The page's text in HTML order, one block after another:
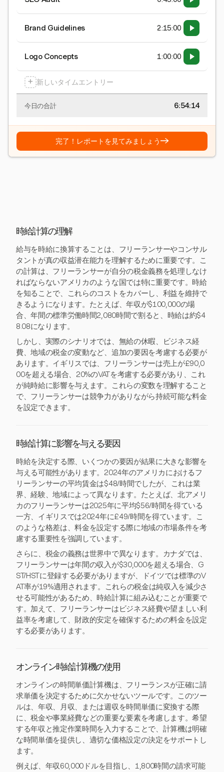
Brand Guidelines 2:15:00
Logo Concepts 1:00:00
+ 新しいタイムエントリー
今日の合計 6:54:15
完了！レポートを見てみましょう→
時給計算の理解
給与を時給に換算することは、フリーランサーやコンサル
タントが真の収益潜在能力を理解するために重要です。こ
の計算は、フリーランサーが自分の税金義務を処理しなけ
ればならないアメリカのような国では特に重要です。時給
を知ることで、これらのコストをカバーし、利益を維持で
きるようになります。たとえば、年収が$100,000の場
合、年間の標準労働時間2,080時間で割ると、時給は約$4
8.08になります。
しかし、実際のシナリオでは、無給の休暇、ビジネス経
費、地域の税金の変動など、追加の要因を考慮する必要が
あります。イギリスでは、フリーランサーは売上が£90,0
00を超える場合、20%のVATを考慮する必要があり、これ
が純時給に影響を与えます。これらの変数を理解すること
で、フリーランサーは競争力がありながら持続可能な料金
を設定できます。
時給計算に影響を与える要因
時給を決定する際、いくつかの要因が結果に大きな影響を
与える可能性があります。2024年のアメリカにおけるフ
リーランサーの平均賃金は$48/時間でしたが、これは業
界、経験、地域によって異なります。たとえば、北アメリ
カのフリーランサーは2025年に平均$56/時間を得ている
一方、イギリスでは2024年に£49/時間を得ています。こ
のような格差は、料金を設定する際に地域の市場条件を考
慮する重要性を強調しています。
さらに、税金の義務は世界中で異なります。カナダでは、
フリーランサーは年間の収入が$30,000を超える場合、G
ST/HSTに登録する必要がありますが、ドイツでは標準のV
AT率が19%適用されます。これらの税金は純収入を減少さ
せる可能性があるため、時給計算に組み込むことが重要で
す。加えて、フリーランサーはビジネス経費や望ましい利
益率を考慮して、財政的安定を確保するための料金を設定
する必要があります。
オンライン時給計算機の使用
オンラインの時間単価計算機は、フリーランスが正確に請
求単価を決定するために欠かせないツールです。このツー
ルは、年収、月収、または週収を時間単価に変換する際
に、税金や事業経費などの重要な要素を考慮します。希望
する年収と推定作業時間を入力することで、計算機は明確
な時間単価を提供し、適切な価格設定の決定をサポートし
ます。
例えば、年収60,000ドルを目指し、1,800時間の請求可能